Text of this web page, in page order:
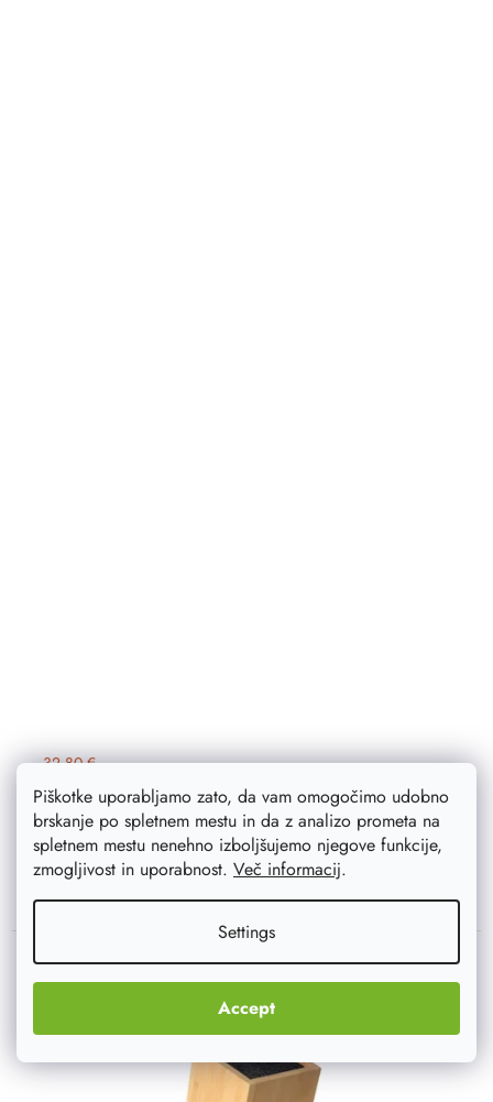
Piškotke uporabljamo zato, da vam omogočimo udobno
brskanje po spletnem mestu in da z analizo prometa na
spletnem mestu nenehno izboljšujemo njegove funkcije,
zmogljivost in uporabnost. Več informacij.
Settings
Accept
26,20 €
32,80 €
Na zalogi3 ks
ADD TO CART